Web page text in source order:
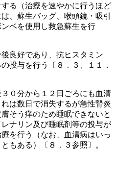
る（治療を速やかに行うほど
、蘇生バッグ、喉頭鏡・吸引
ベを使用し救急蘇生を行
良好であり、抗ヒスタミン
投与を行う〔８．３、１１．
０分から１２日ごろにも血清
は数日で消失するが急性腎炎
そう痒のため睡眠できないと
ナリン及び睡眠剤等の投与が
を行う（なお、血清病はいっ
もある）〔８．３参照〕。